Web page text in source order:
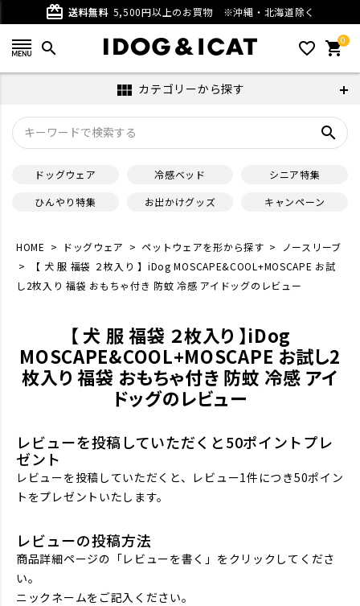
card_giftcard 送料無料 5,500円以上のお買物 ※沖縄・北海道除く
search favorite_outline 0
shopping_cart
view_module カテゴリーから探す
search
ドッグウェア 冷感ベッド
シニア特集
ひんやり特集
お出かけグッズ キャンペーン
HOME ドッグウェア ペットウェアを形から探す
ノースリーブ
【 犬 服 福袋 ２枚入り 】iDog MOSCAPE&COOL+MOSCAPE お試
し2枚入り 福袋 おもちゃ付き 防蚊 冷感 アイドッグのレビュー
【 犬 服 福袋 ２枚入り 】iDog
MOSCAPE&COOL+MOSCAPE お試し2
枚入り 福袋 おもちゃ付き 防蚊 冷感 アイ
ドッグのレビュー
レビューを投稿していただくと50ポイントプレ
ゼント
レビューを投稿していただくと、レビュー1件につき50ポイン
トをプレゼントいたします。
レビューの投稿方法
商品詳細ページの「レビューを書く」をクリックしてくださ
い。
ニックネームをご記入ください。